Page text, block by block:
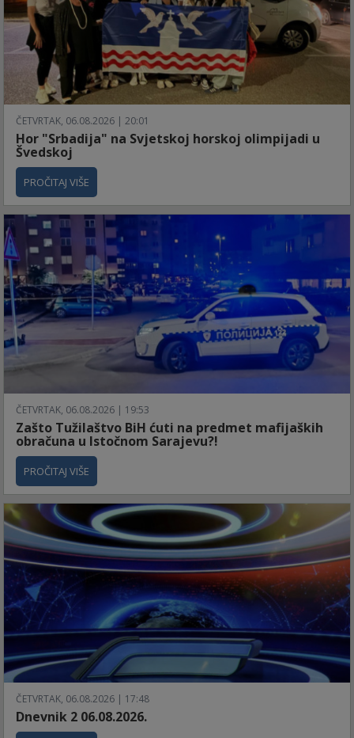
ČETVRTAK, 06.08.2026 | 20:01
Hor "Srbadija" na Svjetskoj horskoj olimpijadi u
Švedskoj
PROČITAJ VIŠE
ČETVRTAK, 06.08.2026 | 19:53
Zašto Tužilaštvo BiH ćuti na predmet mafijaških
obračuna u Istočnom Sarajevu?!
PROČITAJ VIŠE
ČETVRTAK, 06.08.2026 | 17:48
Dnevnik 2 06.08.2026.